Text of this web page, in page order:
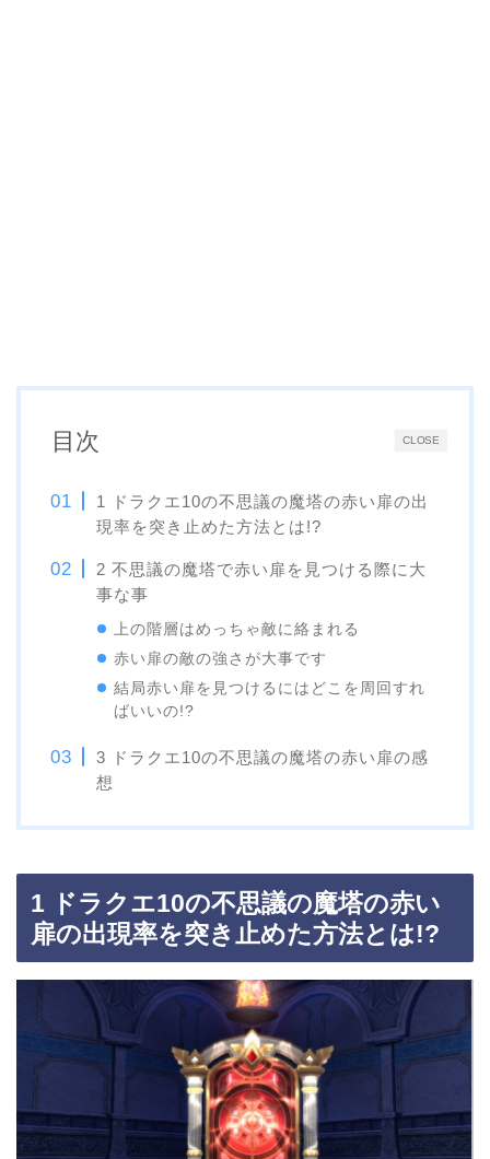
CLOSE
目次
1 ドラクエ10の不思議の魔塔の赤い扉の出
現率を突き止めた方法とは!?
2 不思議の魔塔で赤い扉を見つける際に大
事な事
上の階層はめっちゃ敵に絡まれる
赤い扉の敵の強さが大事です
結局赤い扉を見つけるにはどこを周回すれ
ばいいの!?
3 ドラクエ10の不思議の魔塔の赤い扉の感
想
1 ドラクエ10の不思議の魔塔の赤い
扉の出現率を突き止めた方法とは!?